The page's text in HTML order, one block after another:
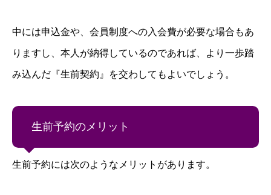
中には申込金や、会員制度への入会費が必要な場合もあ
りますし、本人が納得しているのであれば、より一歩踏
み込んだ『生前契約』を交わしてもよいでしょう。
生前予約のメリット
生前予約には次のようなメリットがあります。